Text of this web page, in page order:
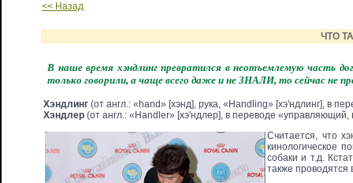
<< Назад
ЧТО
В наше время хэндлинг превратился в неотъемлемую часть
только говорили, а чаще всего даже и не ЗНАЛИ, то сейчас не
Хэндлинг (от англ.: «hand» [хэнд], рука, «Handling» [хэ'ндлинг], в
Хэндлер (от англ.: «Handler» [хэ'ндлер], в переводе
Считается, что
кинологическое
собаки и т.д.
также